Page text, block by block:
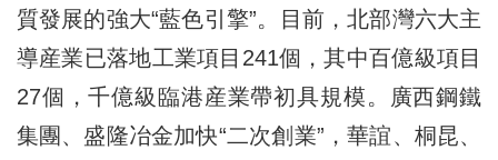
質發展的強大“藍色引擎”。目前，北部灣六大主
導産業已落地工業項目241個，其中百億級項目
27個，千億級臨港産業帶初具規模。廣西鋼鐵
集團、盛隆冶金加快“二次創業”，華誼、桐昆、